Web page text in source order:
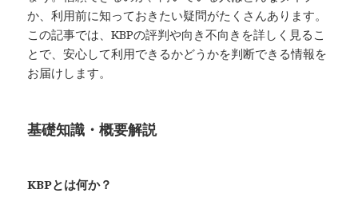
か、利用前に知っておきたい疑問がたくさんあります。
この記事では、KBPの評判や向き不向きを詳しく見るこ
とで、安心して利用できるかどうかを判断できる情報を
お届けします。
基礎知識・概要解説
KBPとは何か？